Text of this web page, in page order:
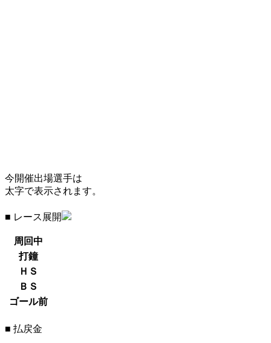
今開催出場選手は
太字で表示されます。
■ レース展開
周回中
打鐘
ＨＳ
ＢＳ
ゴール前
■ 払戻金